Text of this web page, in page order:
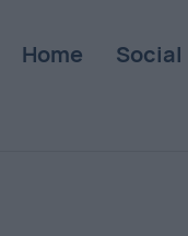
Home Social